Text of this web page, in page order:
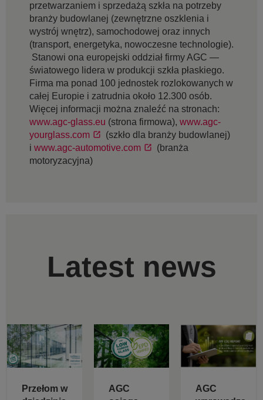
przetwarzaniem i sprzedażą szkła na potrzeby
branży budowlanej (zewnętrzne oszklenia i
wystrój wnętrz), samochodowej oraz innych
(transport, energetyka, nowoczesne technologie).
Stanowi ona europejski oddział firmy AGC —
światowego lidera w produkcji szkła płaskiego.
Firma ma ponad 100 jednostek rozlokowanych w
całej Europie i zatrudnia około 12.300 osób.
Więcej informacji można znaleźć na stronach:
www.agc-glass.eu (strona firmowa), www.agc-
yourglass.com
(szkło dla branży budowlanej)
i www.agc-automotive.com
(branża
motoryzacyjna)
Latest news
Przełom w
AGC
AGC